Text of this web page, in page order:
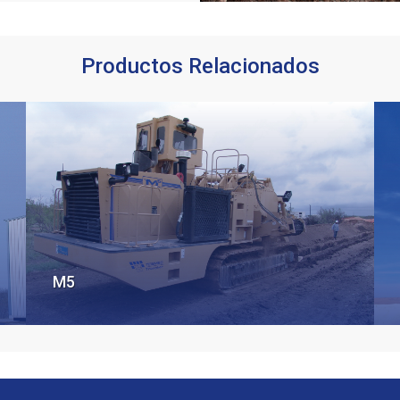
Productos Relacionados
M5